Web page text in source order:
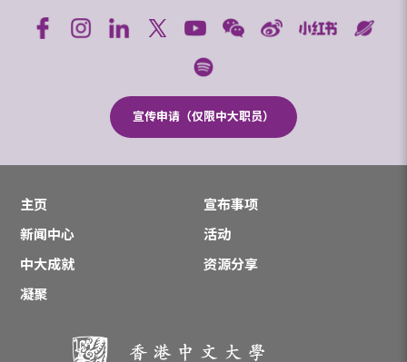
宣传申请（仅限中大职员）
主页
宣布事项
新闻中心
活动
中大成就
资源分享
凝聚